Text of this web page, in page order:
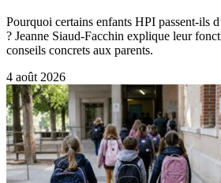
Pourquoi certains enfants HPI passent-ils
? Jeanne Siaud-Facchin explique leur
conseils concrets aux parents.
4 août 2026